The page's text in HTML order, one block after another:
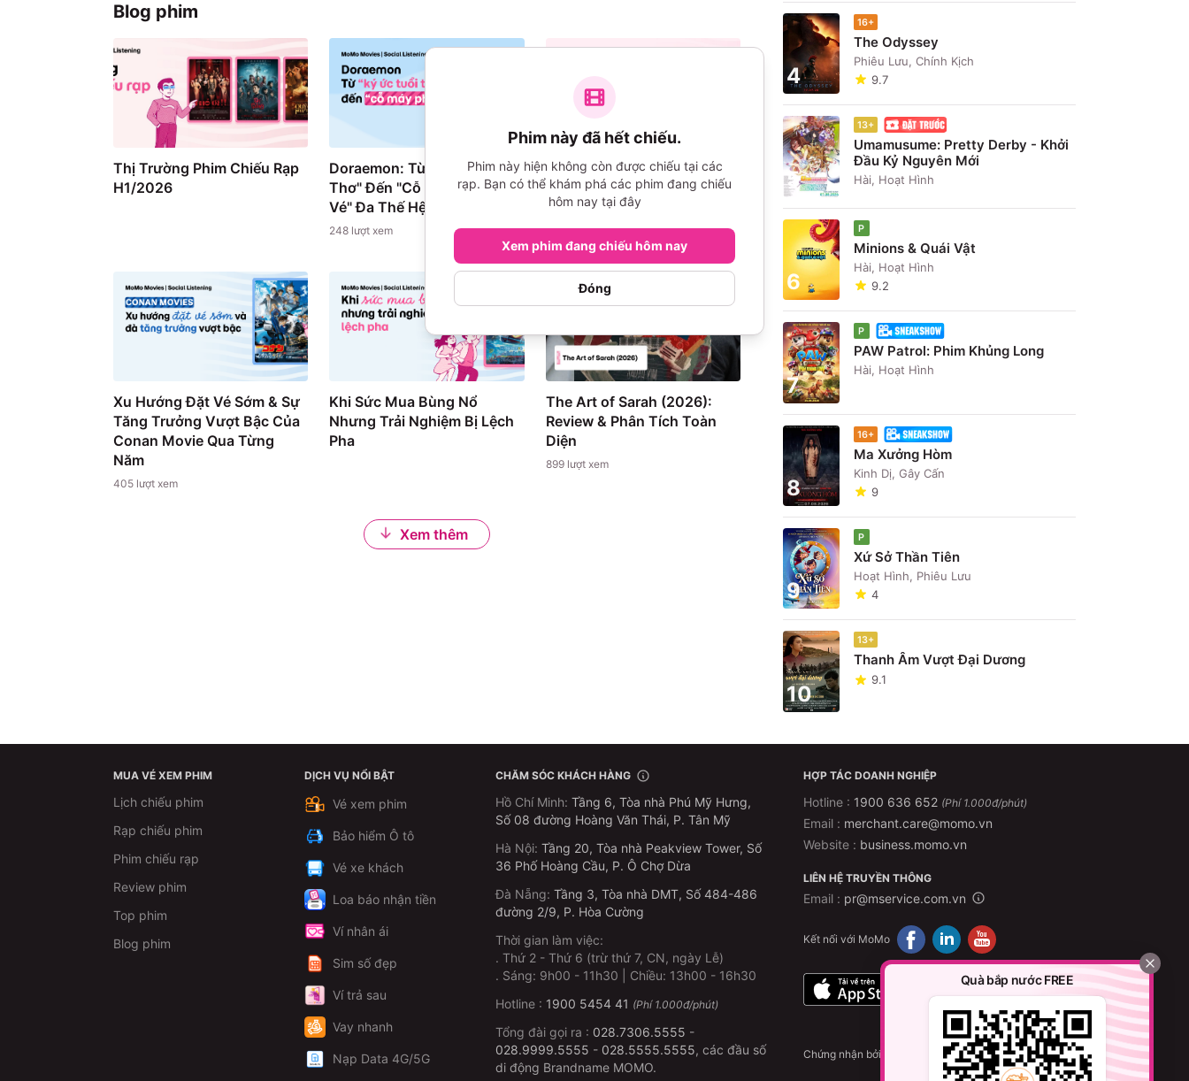
Blog phim
Thị Trường Phim Chiếu Rạp
H1/2026
Doraemon: Từ "Ký Ức Tuổi
Thơ" Đến "Cỗ Máy Phòng
Vé" Đa Thế Hệ
248 lượt xem
Xu Hướng Của Phim Trên
TikTok và Đề Xuất Content
Viral Cho Phim Phát Hành
Dịp Lễ
Xu Hướng Đặt Vé Sớm & Sự
Tăng Trưởng Vượt Bậc Của
Conan Movie Qua Từng
Năm
405 lượt xem
Khi Sức Mua Bùng Nổ
Nhưng Trải Nghiệm Bị Lệch
Pha
The Art of Sarah (2026):
Review & Phân Tích Toàn
Diện
899lượt xem
Xem thêm
4
16+
The Odyssey
Phiêu Lưu, Chính Kịch
9.7
5
13+
Umamusume: Pretty Derby - Khởi
Đầu Kỷ Nguyên Mới
Hài, Hoạt Hình
6
P
Minions & Quái Vật
Hài, Hoạt Hình
9.2
7
P
PAW Patrol: Phim Khủng Long
Hài, Hoạt Hình
8
16+
Ma Xưởng Hòm
Kinh Dị, Gây Cấn
9
9
P
Xứ Sở Thần Tiên
Hoạt Hình, Phiêu Lưu
4
10
13+
Thanh Âm Vượt Đại Dương
9.1
MUA VÉ XEM PHIM
Lịch chiếu phim
Rạp chiếu phim
Phim chiếu rạp
Review phim
Top phim
Blog phim
DỊCH VỤ NỔI BẬT
Vé xem phim
Bảo hiểm Ô tô
Vé xe khách
Loa báo nhận tiền
Ví nhân ái
Sim số đẹp
Ví trả sau
Vay nhanh
Nạp Data 4G/5G
CHĂM SÓC KHÁCH HÀNG
Hồ Chí Minh: Tầng 6, Tòa nhà Phú Mỹ Hưng,
Số 08 đường Hoàng Văn Thái, P. Tân Mỹ
Hà Nội: Tầng 20, Tòa nhà Peakview Tower, Số
36 Phố Hoàng Cầu, P. Ô Chợ Dừa
Đà Nẵng: Tầng 3, Tòa nhà DMT, Số 484-486
đường 2/9, P. Hòa Cường
Thời gian làm việc:
. Thứ 2 - Thứ 6 (trừ thứ 7, CN, ngày Lễ)
. Sáng: 9h00 - 11h30 | Chiều: 13h00 - 16h30
Hotline : 1900 5454 41 (Phí 1.000đ/phút)
Tổng đài gọi ra : 028.7306.5555 -
028.9999.5555 - 028.5555.5555, các đầu số
di động Brandname MOMO.
HỢP TÁC DOANH NGHIỆP
Hotline : 1900 636 652 (Phí 1.000đ/phút)
Email : merchant.care@momo.vn
Website : business.momo.vn
LIÊN HỆ TRUYỀN THÔNG
Email : pr@mservice.com.vn
Kết nối với MoMo
Chứng nhận bởi
Quà bắp nước FREE
Phim này đã hết chiếu.
Phim này hiện không còn được chiếu tại các
rạp. Bạn có thể khám phá các phim đang chiếu
hôm nay tại đây
Xem phim đang chiếu hôm nay
Đóng